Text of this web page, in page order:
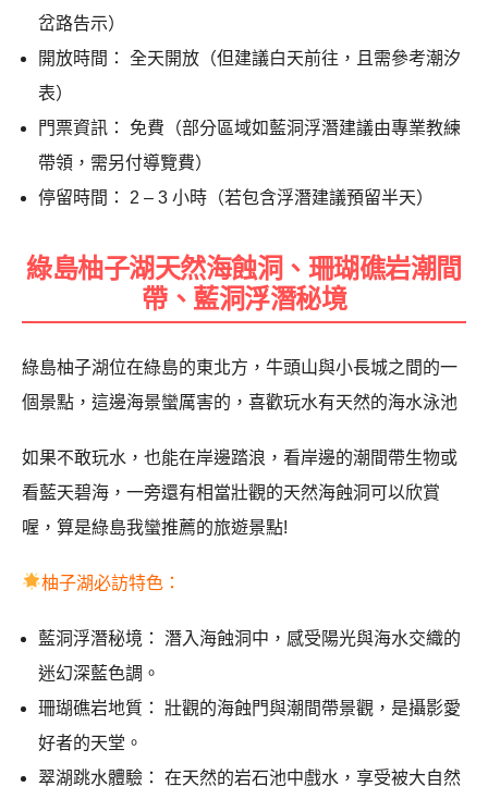
岔路告示）
開放時間： 全天開放（但建議白天前往，且需參考潮汐
表）
門票資訊： 免費（部分區域如藍洞浮潛建議由專業教練
帶領，需另付導覽費）
停留時間： 2 – 3 小時（若包含浮潛建議預留半天）
綠島柚子湖天然海蝕洞、珊瑚礁岩潮間
帶、藍洞浮潛秘境
綠島柚子湖位在綠島的東北方，牛頭山與小長城之間的一
個景點，這邊海景蠻厲害的，喜歡玩水有天然的海水泳池
如果不敢玩水，也能在岸邊踏浪，看岸邊的潮間帶生物或
看藍天碧海，一旁還有相當壯觀的天然海蝕洞可以欣賞
喔，算是綠島我蠻推薦的旅遊景點!
柚子湖必訪特色：
藍洞浮潛秘境： 潛入海蝕洞中，感受陽光與海水交織的
迷幻深藍色調。
珊瑚礁岩地質： 壯觀的海蝕門與潮間帶景觀，是攝影愛
好者的天堂。
翠湖跳水體驗： 在天然的岩石池中戲水，享受被大自然